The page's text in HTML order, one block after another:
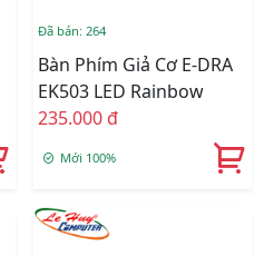
Đã bán: 264
Bàn Phím Giả Cơ E-DRA
EK503 LED Rainbow
235.000 đ
Mới 100%